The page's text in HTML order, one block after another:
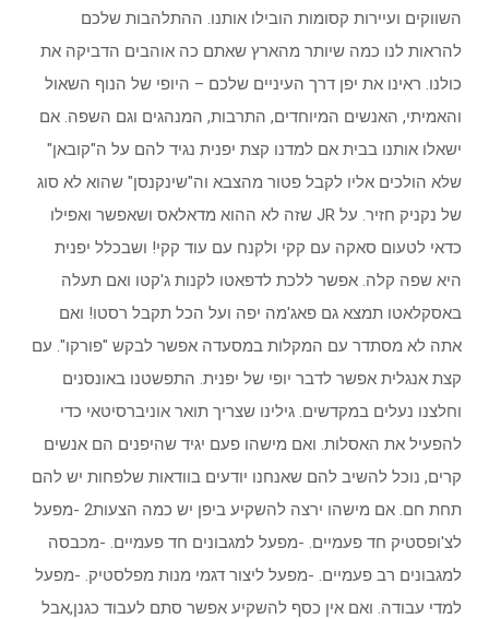
השווקים ועיירות קסומות הובילו אותנו. ההתלהבות שלכם
להראות לנו כמה שיותר מהארץ שאתם כה אוהבים הדביקה את
כולנו. ראינו את יפן דרך העיניים שלכם – היופי של הנוף השאול
והאמיתי, האנשים המיוחדים, התרבות, המנהגים וגם השפה. אם
ישאלו אותנו בבית אם למדנו קצת יפנית נגיד להם על ה"קובאן"
שלא הולכים אליו לקבל פטור מהצבא וה"שינקנסן" שהוא לא סוג
של נקניק חזיר. על JR שזה לא ההוא מדאלאס ושאפשר ואפילו
כדאי לטעום סאקה עם קקי ולקנח עם עוד קקי! ושבכלל יפנית
היא שפה קלה. אפשר ללכת לדפאטו לקנות ג'קטו ואם תעלה
באסקלאטו תמצא גם פאג'מה יפה ועל הכל תקבל רסטו! ואם
אתה לא מסתדר עם המקלות במסעדה אפשר לבקש "פורקו". עם
קצת אנגלית אפשר לדבר יופי של יפנית. התפשטנו באונסנים
וחלצנו נעלים במקדשים. גילינו שצריך תואר אוניברסיטאי כדי
להפעיל את האסלות. ואם מישהו פעם יגיד שהיפנים הם אנשים
קרים, נוכל להשיב להם שאנחנו יודעים בוודאות שלפחות יש להם
תחת חם. אם מישהו ירצה להשקיע ביפן יש כמה הצעות2 -מפעל
לצ'ופסטיק חד פעמיים. -מפעל למגבונים חד פעמיים. -מכבסה
למגבונים רב פעמיים. -מפעל ליצור דגמי מנות מפלסטיק. -מפעל
למדי עבודה. ואם אין כסף להשקיע אפשר סתם לעבוד כגנן,אבל